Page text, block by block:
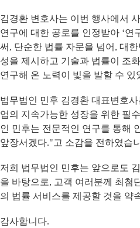
김경환 변호사는 이번 행사에서
연구에 대한 공로를 인정받아 ‘연
써, 단순한 법률 자문을 넘어, 대
성을 제시하고 기술과 법률이 조
연구해 온 노력이 빛을 발할 수 있
법무법인 민후 김경환 대표변호
업의 지속가능한 성장을 위한 필
인 민후는 전문적인 연구를 통해
앞장서겠다."고 소감을 전하였습
저희 법무법인 민후는 앞으로도
을 바탕으로, 고객 여러분께 최첨
의 법률 서비스를 제공할 것을 약
감사합니다.